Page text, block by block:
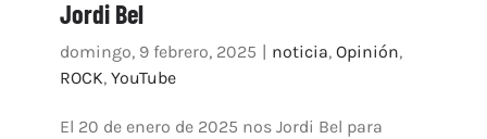
Jordi Bel
domingo, 9 febrero, 2025 noticia, Opinión,
ROCK, YouTube
El 20 de enero de 2025 nos Jordi Bel para